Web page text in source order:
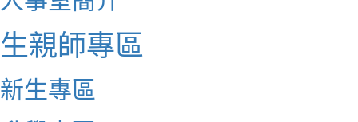
生親師專區
新生專區